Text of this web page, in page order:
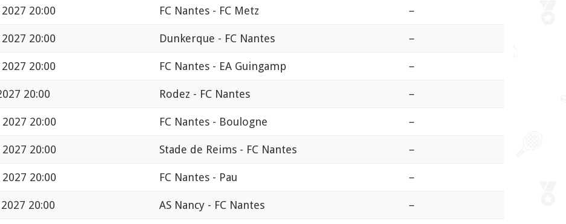
20:00 FC Nantes - FC Metz –
20:00 Dunkerque - FC Nantes –
20:00 FC Nantes - EA Guingamp –
20:00 Rodez - FC Nantes –
20:00 FC Nantes - Boulogne –
20:00 Stade de Reims - FC Nantes –
20:00 FC Nantes - Pau –
20:00 AS Nancy - FC Nantes –